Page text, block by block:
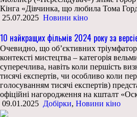
Кінга «Дівчинка, що любила Тома
25.07.2025 Новини кіно
10 найкращих фільмів 2024 року за
Очевидно, що об’єктивних
контексті мистецтва – категорія
суперечлива, навіть коли першість
тисячі експертів, чи особливо коли
голосуванням тисячі експертів)
офіційні нагородження на кшталт
09.01.2025 Добірки, Новини кіно